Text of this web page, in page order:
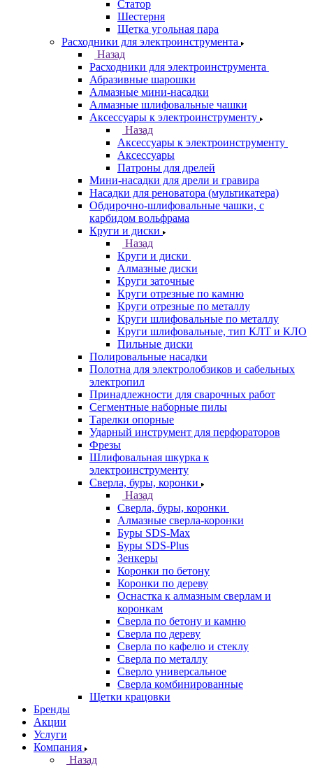
Статор
Шестерня
Щетка угольная пара
Расходники для электроинструмента
Назад
Расходники для электроинструмента
Абразивные шарошки
Алмазные мини-насадки
Алмазные шлифовальные чашки
Аксессуары к электроинструменту
Назад
Аксессуары к электроинструменту
Аксессуары
Патроны для дрелей
Мини-насадки для дрели и гравира
Насадки для реноватора (мультикатера)
Обдирочно-шлифовальные чашки, с
карбидом вольфрама
Круги и диски
Назад
Круги и диски
Алмазные диски
Круги заточные
Круги отрезные по камню
Круги отрезные по металлу
Круги шлифовальные по металлу
Круги шлифовальные, тип КЛТ и КЛО
Пильные диски
Полировальные насадки
Полотна для электролобзиков и сабельных
электропил
Принадлежности для сварочных работ
Сегментные наборные пилы
Тарелки опорные
Ударный инструмент для перфораторов
Фрезы
Шлифовальная шкурка к
электроинструменту
Сверла, буры, коронки
Назад
Сверла, буры, коронки
Алмазные сверла-коронки
Буры SDS-Max
Буры SDS-Plus
Зенкеры
Коронки по бетону
Коронки по дереву
Оснастка к алмазным сверлам и
коронкам
Сверла по бетону и камню
Сверла по дереву
Сверла по кафелю и стеклу
Сверла по металлу
Сверло универсальное
Сверла комбинированные
Щетки крацовки
Бренды
Акции
Услуги
Компания
Назад